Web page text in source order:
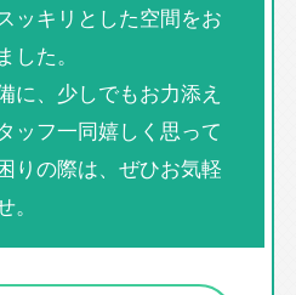
ッキリとした空間をお
た。
に、少しでもお力添え
ッフ一同嬉しく思って
りの際は、ぜひお気軽